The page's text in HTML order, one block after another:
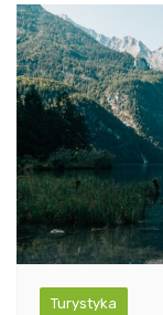
Turystyka